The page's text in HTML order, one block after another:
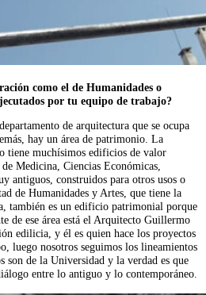
como el de Humanidades o
por tu equipo de trabajo?
de arquitectura que se ocupa
hay un área de patrimonio. La
tiene muchísimos edificios de valor
Medicina, Ciencias Económicas,
antiguos, construidos para otros usos o
de Humanidades y Artes, que tiene la
también es un edificio patrimonial porque
de ese área está el Arquitecto Guillermo
edilicia, y él es quien hace los proyectos
luego nosotros seguimos los lineamientos
son de la Universidad y la verdad es que
entre lo antiguo y lo contemporáneo.